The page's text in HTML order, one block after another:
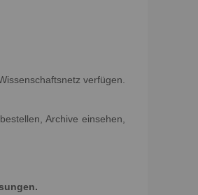
verfügen.
Archive einsehen,